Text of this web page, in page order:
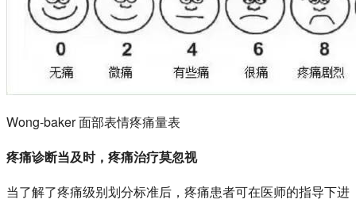
Wong-baker 面部表情疼痛量表
疼痛诊断当及时，疼痛治疗莫忽视
当了解了疼痛级别划分标准后，疼痛患者可在医师的指导下进